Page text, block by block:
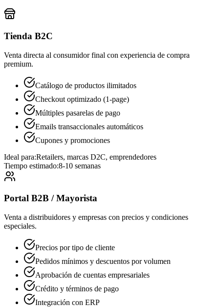
Tienda B2C
Venta directa al consumidor final con experiencia de compra
premium.
Catálogo de productos ilimitados
Checkout optimizado (1-page)
Múltiples pasarelas de pago
Emails transaccionales automáticos
Cupones y promociones
Ideal para:Retailers, marcas D2C, emprendedores
Tiempo estimado:8-10 semanas
Portal B2B / Mayorista
Venta a distribuidores y empresas con precios y condiciones
especiales.
Precios por tipo de cliente
Pedidos mínimos y descuentos por volumen
Aprobación de cuentas empresariales
Crédito y términos de pago
Integración con ERP